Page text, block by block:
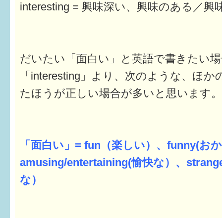
interesting = 興味深い、興味のある／興
だいたい「面白い」と英語で書きたい
「interesting」より、次のような、ほか
たほうが正しい場合が多いと思います。
「面白い」= fun（楽しい）、funny(お
amusing/entertaining(愉快な）、
な）